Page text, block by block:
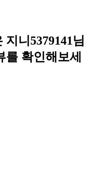
니5379141님
확인해보세